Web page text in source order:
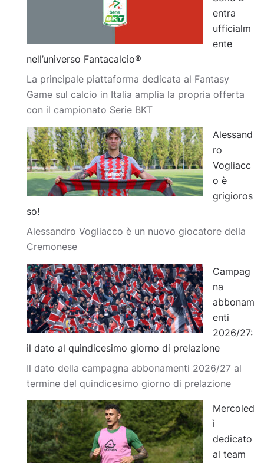
entra
ufficialm
ente
nell’universo Fantacalcio®
La principale piattaforma dedicata al Fantasy
Game sul calcio in Italia amplia la propria offerta
con il campionato Serie BKT
Alessand
ro
Vogliacc
o è
grigioros
so!
Alessandro Vogliacco è un nuovo giocatore della
Cremonese
Campag
na
abbonam
enti
2026/27:
il dato al quindicesimo giorno di prelazione
Il dato della campagna abbonamenti 2026/27 al
termine del quindicesimo giorno di prelazione
Mercoled
ì
dedicato
al team